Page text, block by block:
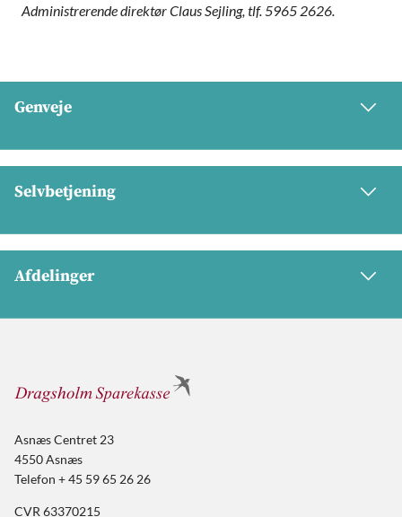
Administrerende direktør Claus Sejling, tlf. 5965 2626.
Genveje
Selvbetjening
Afdelinger
Asnæs Centret 23
4550 Asnæs
Telefon + 45 59 65 26 26
CVR 63370215